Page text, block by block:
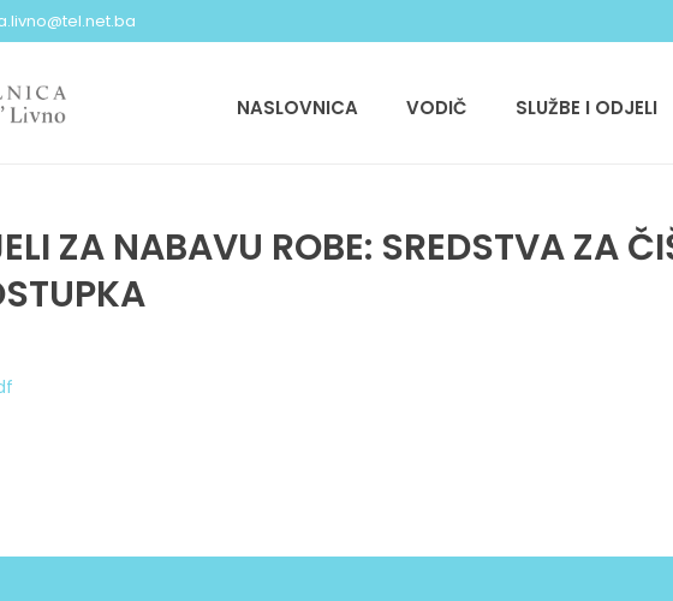
NASLOVNICA VODIČ SLUŽBE I ODJELI
ZA NABAVU ROBE: SREDSTVA ZA